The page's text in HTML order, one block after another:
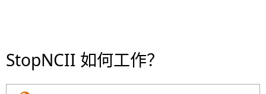
StopNCII 如何工作？